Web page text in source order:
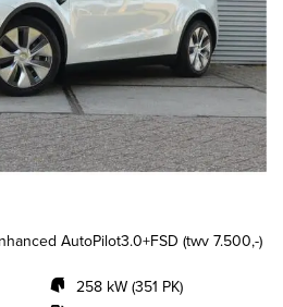
AutoPilot3.0+FSD (twv 7.500,-)
258 kW (351 PK)